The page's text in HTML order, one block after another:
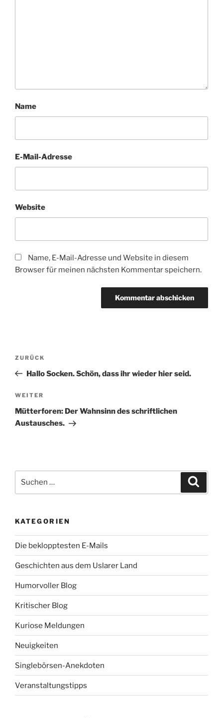
Name
E-Mail-Adresse
Website
Name, E-Mail-Adresse und Website in diesem
Browser für meinen nächsten Kommentar speichern.
Beitragsnavigation
Vorheriger
Beitrag
ZURÜCK
Hallo Socken. Schön, dass ihr wieder hier seid.
Nächster
Beitrag
WEITER
Mütterforen: Der Wahnsinn des schriftlichen
Austausches.
nach:
KATEGORIEN
Die beklopptesten E-Mails
Geschichten aus dem Uslarer Land
Humorvoller Blog
Kritischer Blog
Kuriose Meldungen
Neuigkeiten
Singlebörsen-Anekdoten
Veranstaltungstipps